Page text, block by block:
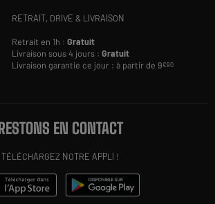
RETRAIT, DRIVE & LIVRAISON
Retrait en 1h :Gratuit
Livraison sous 4 jours :Gratuit
Livraison garantie ce jour : à partir de 9€90
RESTONS EN CONTACT
TÉLÉCHARGEZ NOTRE APPLI !